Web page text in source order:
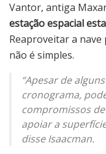
Vantor, antiga
estação espacial
Reaproveitar a
não é simples.
“Apesar de
cronograma,
compromissos
apoiar a
disse Isaacman.